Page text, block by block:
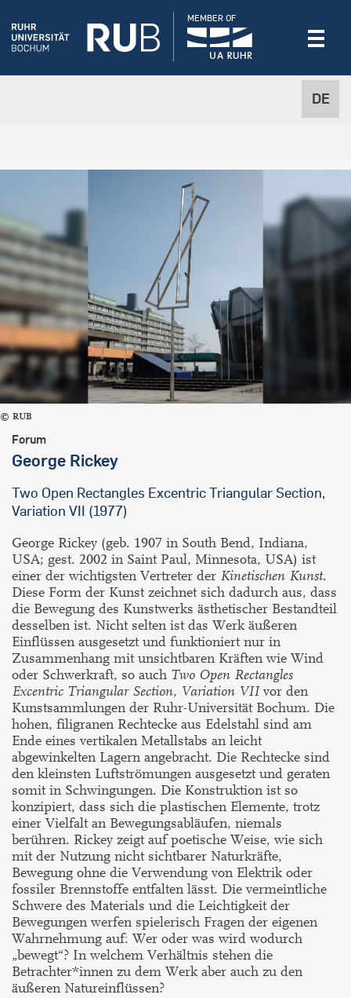
DE
MEMBER OF
RUB
Forum
George Rickey
Two Open Rectangles Excentric Triangular Section,
Variation VII (1977)
George Rickey (geb. 1907 in South Bend, Indiana,
USA; gest. 2002 in Saint Paul, Minnesota, USA) ist
einer der wichtigsten Vertreter der Kinetischen Kunst.
Diese Form der Kunst zeichnet sich dadurch aus, dass
die Bewegung des Kunstwerks ästhetischer Bestandteil
desselben ist. Nicht selten ist das Werk äußeren
Einflüssen ausgesetzt und funktioniert nur in
Zusammenhang mit unsichtbaren Kräften wie Wind
oder Schwerkraft, so auch Two Open Rectangles
Excentric Triangular Section, Variation VIIvor den
Kunstsammlungen der Ruhr-Universität Bochum. Die
hohen, filigranen Rechtecke aus Edelstahl sind am
Ende eines vertikalen Metallstabs an leicht
abgewinkelten Lagern angebracht. Die Rechtecke sind
den kleinsten Luftströmungen ausgesetzt und geraten
somit in Schwingungen. Die Konstruktion ist so
konzipiert, dass sich die plastischen Elemente, trotz
einer Vielfalt an Bewegungsabläufen, niemals
berühren. Rickey zeigt auf poetische Weise, wie sich
mit der Nutzung nicht sichtbarer Naturkräfte,
Bewegung ohne die Verwendung von Elektrik oder
fossiler Brennstoffe entfalten lässt. Die vermeintliche
Schwere des Materials und die Leichtigkeit der
Bewegungen werfen spielerisch Fragen der eigenen
Wahrnehmung auf: Wer oder was wird wodurch
„bewegt“? In welchem Verhältnis stehen die
Betrachter*innen zu dem Werk aber auch zu den
äußeren Natureinflüssen?